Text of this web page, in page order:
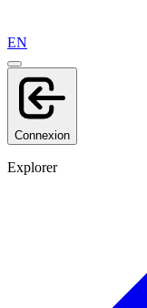
EN
Connexion
Explorer